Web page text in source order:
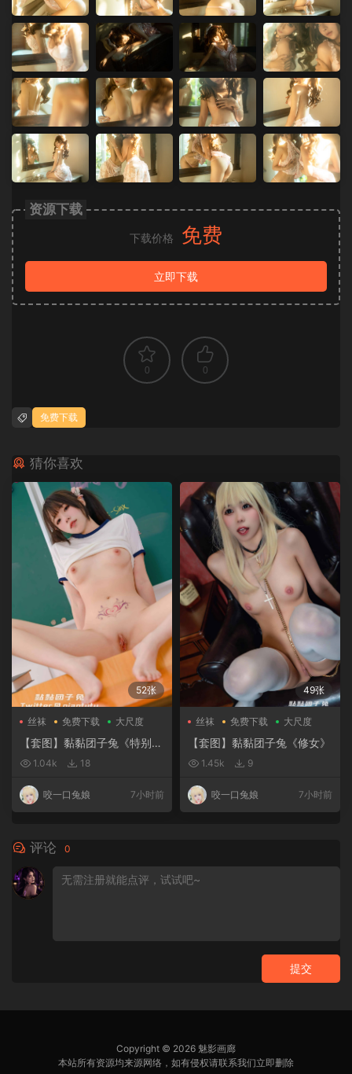
资源下载
下载价格 免费
立即下载
0 0
免费下载
猜你喜欢
52张
丝袜 免费下载 大尺度
【套图】黏黏团子兔《特别授
课》1.04k 18
咬一口兔娘 7小时前
49张
丝袜 免费下载 大尺度
【套图】黏黏团子兔《修女》
1.45k 9
咬一口兔娘 7小时前
评论 0
提交
Copyright © 2026 魅影画廊
本站所有资源均来源网络，如有侵权请联系我们立即删除